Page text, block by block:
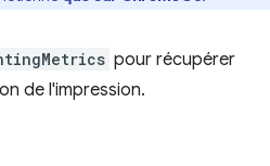
pour récupérer
de l'impression.